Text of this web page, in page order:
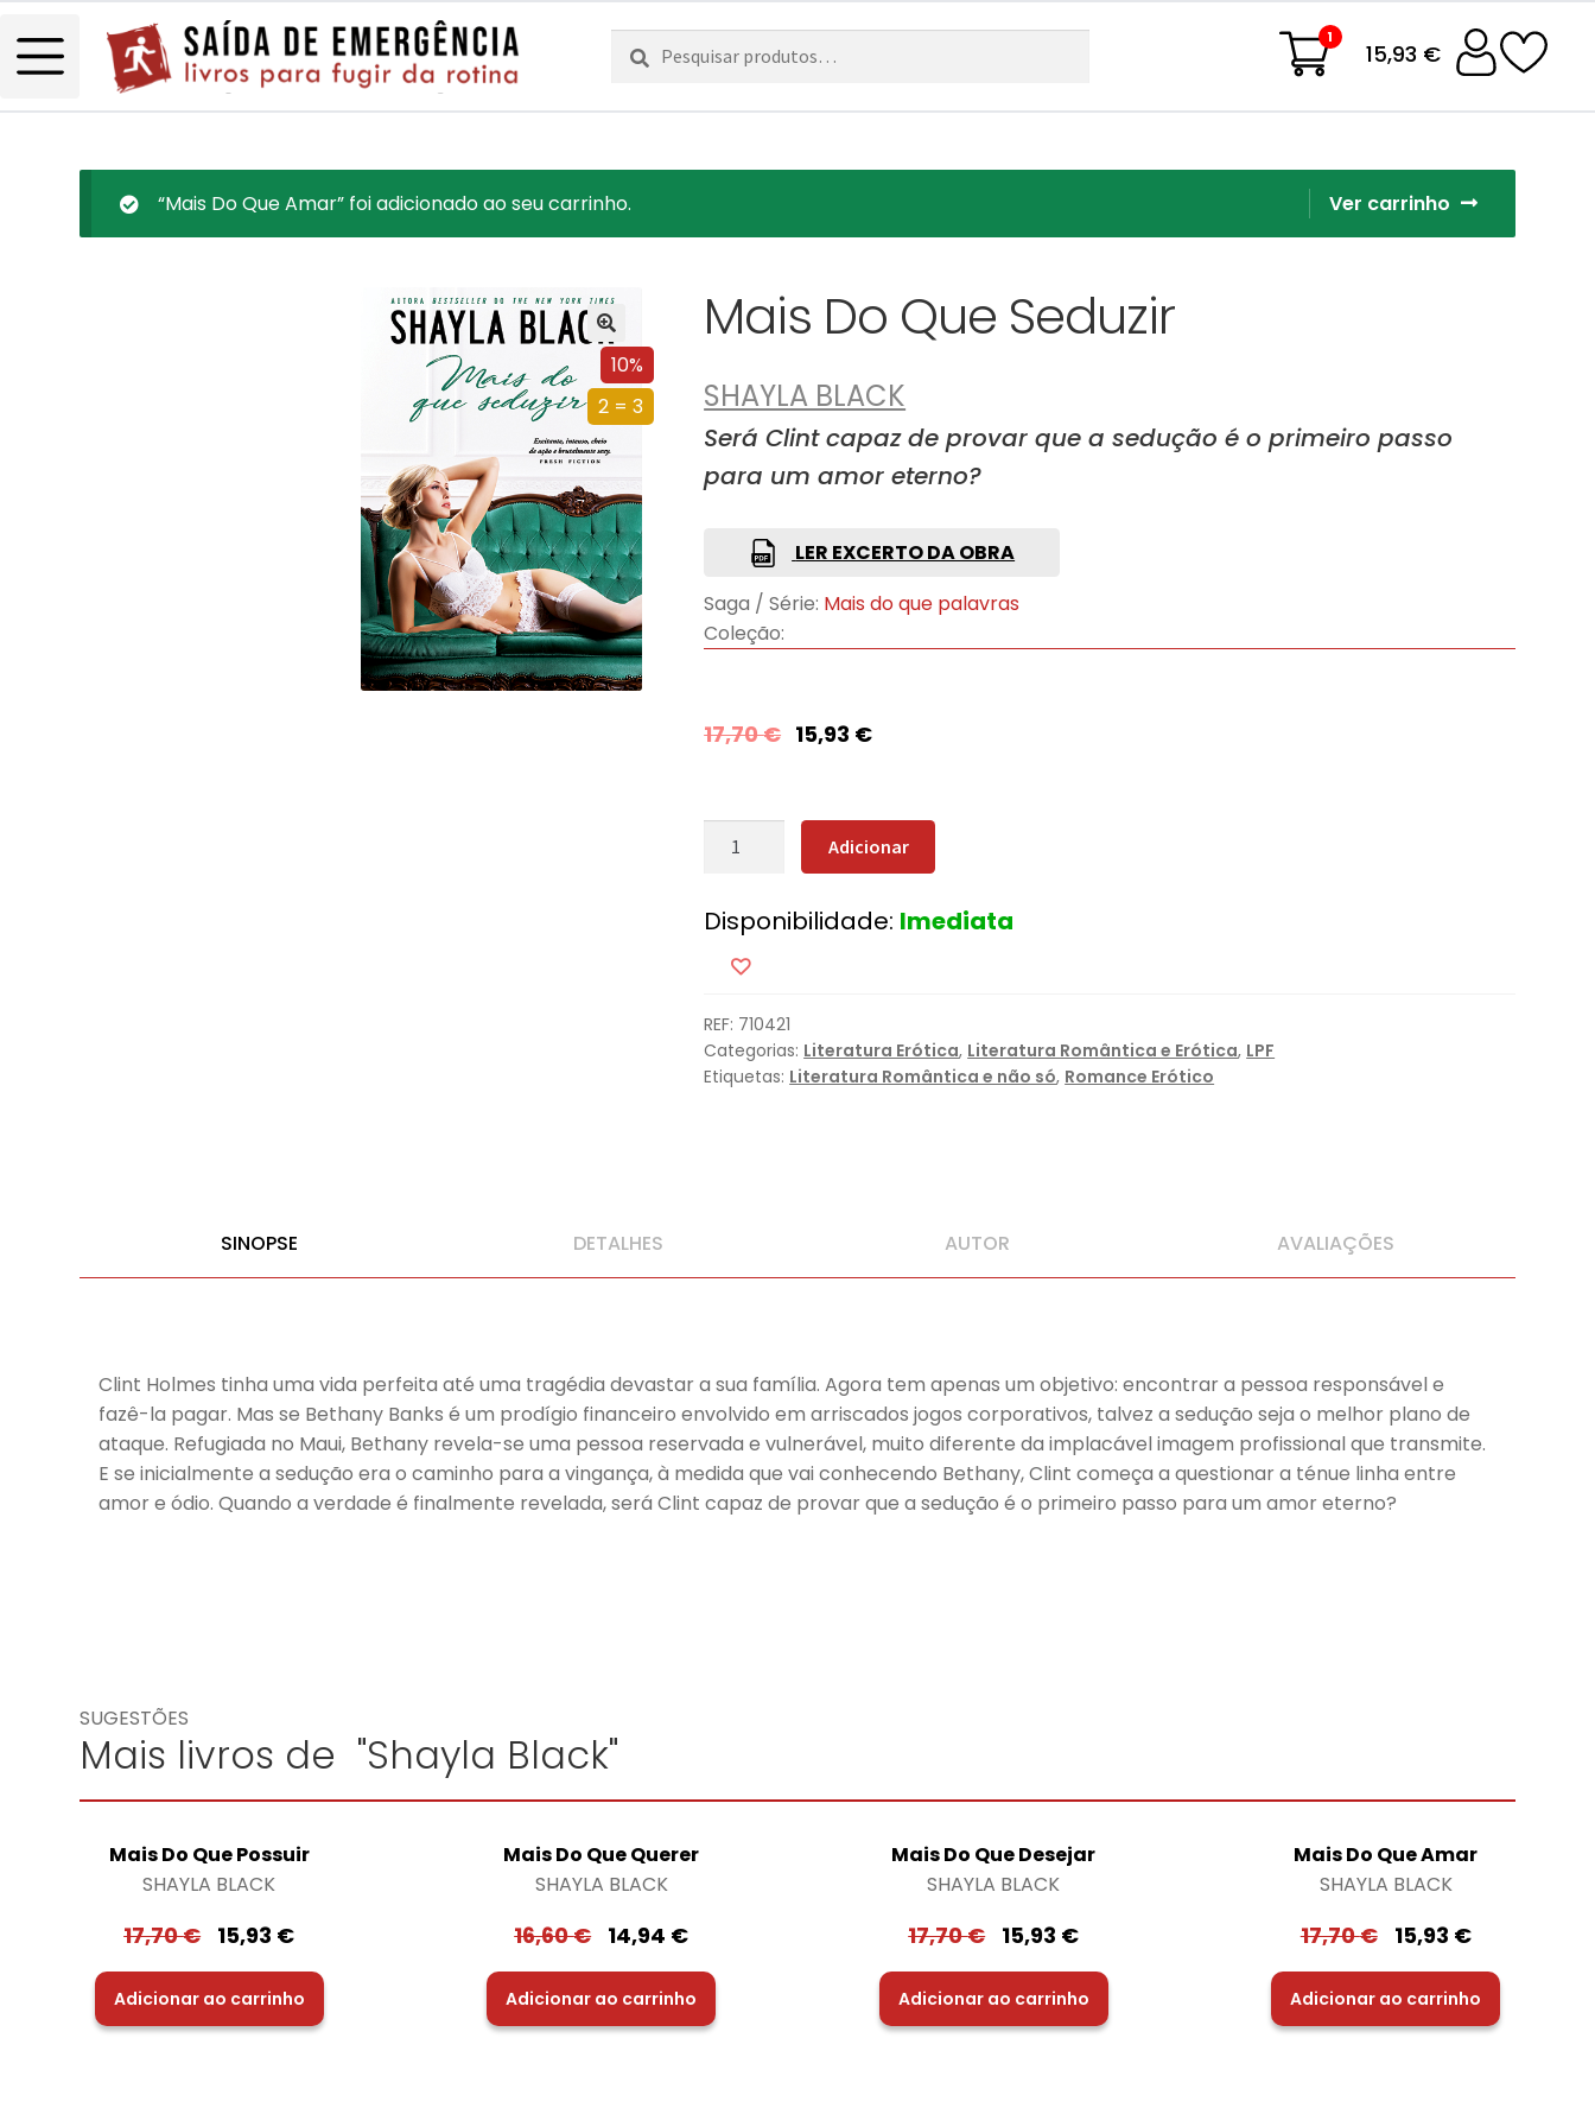
Pesquisar
por:
Pesquisa 1
15,93 €
Ver carrinho
“Mais Do Que Amar” foi adicionado ao seu carrinho.
10%
2 = 3
Mais Do Que Seduzir
SHAYLA BLACK
Será Clint capaz de provar que a sedução é o primeiro passo
para um amor eterno?
LER EXCERTO DA OBRA
Saga / Série: Mais do que palavras
Coleção:
17,70€ 15,93 €
Quantidade
Do
Que
Seduzir
Adicionar
Disponibilidade: Imediata
REF: 710421
Categorias: Literatura Erótica, Literatura Romântica e Erótica, LPF
Etiquetas: Literatura Romântica e não só, Romance Erótico
SINOPSE DETALHES AUTOR AVALIAÇÕES
Clint Holmes tinha uma vida perfeita até uma tragédia devastar a sua família. Agora tem apenas um objetivo: encontrar a pessoa responsável e
fazê-la pagar. Mas se Bethany Banks é um prodígio financeiro envolvido em arriscados jogos corporativos, talvez a sedução seja o melhor plano de
ataque. Refugiada no Maui, Bethany revela-se uma pessoa reservada e vulnerável, muito diferente da implacável imagem profissional que transmite.
E se inicialmente a sedução era o caminho para a vingança, à medida que vai conhecendo Bethany, Clint começa a questionar a ténue linha entre
amor e ódio. Quando a verdade é finalmente revelada, será Clint capaz de provar que a sedução é o primeiro passo para um amor eterno?
SUGESTÕES
Mais livros de "Shayla Black"
Mais Do Que Possuir
SHAYLA BLACK
17,70€ 15,93 €
Adicionar ao carrinho
Mais Do Que Querer
SHAYLA BLACK
16,60€ 14,94 €
Adicionar ao carrinho
Mais Do Que Desejar
SHAYLA BLACK
17,70€ 15,93 €
Adicionar ao carrinho
Mais Do Que Amar
SHAYLA BLACK
17,70€ 15,93 €
Adicionar ao carrinho